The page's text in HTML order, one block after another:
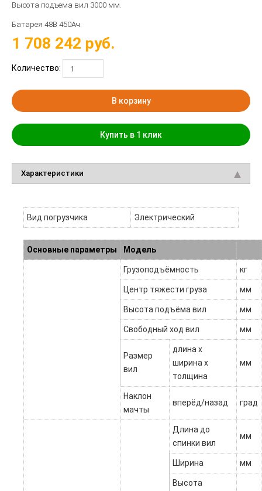
Высота подъема вил 3000 мм.
Батарея 48B 450Ач.
1 708 242 руб.
Количество:
В корзину
Купить в 1 клик
Характеристики
Вид погрузчика Электрический
Основные параметры Модель
Грузоподъёмность кг
Центр тяжести груза мм
Высота подъёма вил мм
Свободный ход вил мм
Размер
вил
длина х
ширина х
толщина
мм
Наклон
мачты
вперёд/назад град
Длина до
спинки вил
мм
Ширина мм
Высота